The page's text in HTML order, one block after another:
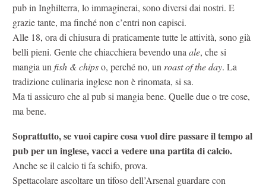
pub in Inghilterra, lo immaginerai, sono diversi dai nostri. E
grazie tante, ma finché non c’entri non capisci.
Alle 18, ora di chiusura di praticamente tutte le attività, sono già
belli pieni. Gente che chiacchiera bevendo una ale, che si
mangia un fish & chipso, perché no, un roast of the day. La
tradizione culinaria inglese non è rinomata, si sa.
Ma ti assicuro che al pub si mangia bene. Quelle due o tre cose,
ma bene.
Soprattutto, se vuoi capire cosa vuol dire passare il tempo al
pub per un inglese, vacci a vedere una partita di calcio.
Anche se il calcio ti fa schifo, prova.
Spettacolare ascoltare un tifoso dell’Arsenal guardare con